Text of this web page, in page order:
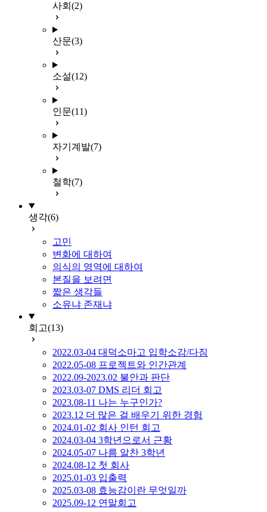
사회 (2)
산문(3)
소설(12)
인문(11)
자기계발(7)
철학(7)
생각(6)
고민
변화에 대하여
의식의 영역에 대하여
본질을 보려면
짧은 생각들
소유냐 존재냐
회고(13)
2022.03-04 대덕소마고 입학소감/다짐
2022.05-08 프로젝트와 인간관계
2022.09-2023.02 불안과 판단
2023.03-07 DMS 리더 회고
2023.08-11 나는 누구인가?
2023.12 더 많은 걸 배우기 위한 경험
2024.01-02 회사 인턴 회고
2024.03-04 3학년으로서 근황
2024.05-07 나름 알찬 3학년
2024.08-12 첫 회사
2025.01-03 입출력
2025.03-08 효능감이란 무엇일까
2025.09-12 연말회고